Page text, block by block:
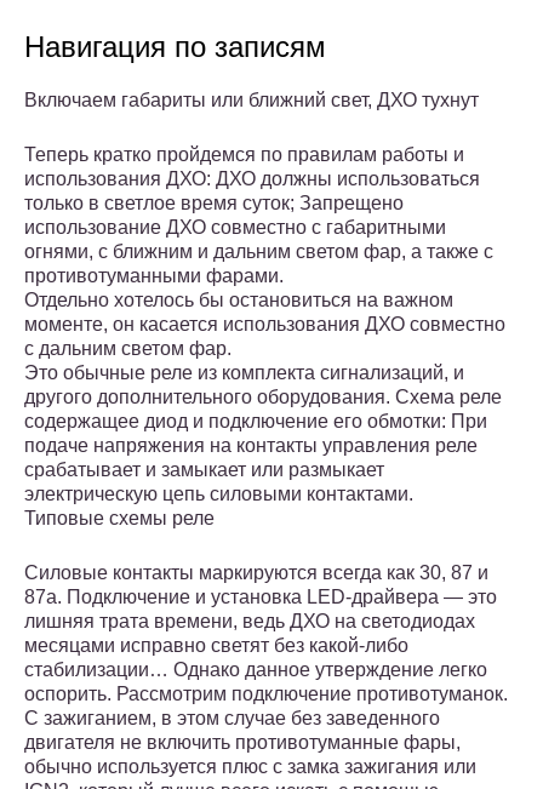
Навигация по записям
Включаем габариты или ближний свет, ДХО тухнут
Теперь кратко пройдемся по правилам работы и
использования ДХО: ДХО должны использоваться
только в светлое время суток; Запрещено
использование ДХО совместно с габаритными
огнями, с ближним и дальним светом фар, а также с
противотуманными фарами.
Отдельно хотелось бы остановиться на важном
моменте, он касается использования ДХО совместно
с дальним светом фар.
Это обычные реле из комплекта сигнализаций, и
другого дополнительного оборудования. Схема реле
содержащее диод и подключение его обмотки: При
подаче напряжения на контакты управления реле
срабатывает и замыкает или размыкает
электрическую цепь силовыми контактами.
Типовые схемы реле
Силовые контакты маркируются всегда как 30, 87 и
87а. Подключение и установка LED-драйвера — это
лишняя трата времени, ведь ДХО на светодиодах
месяцами исправно светят без какой-либо
стабилизации… Однако данное утверждение легко
оспорить. Рассмотрим подключение противотуманок.
С зажиганием, в этом случае без заведенного
двигателя не включить противотуманные фары,
обычно используется плюс с замка зажигания или